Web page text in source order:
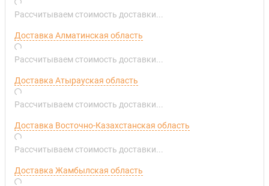
Рассчитываем стоимость доставки...
Доставка Алматинская область
Рассчитываем стоимость доставки...
Доставка Атырауская область
Рассчитываем стоимость доставки...
Доставка Восточно-Казахстанская область
Рассчитываем стоимость доставки...
Доставка Жамбылская область